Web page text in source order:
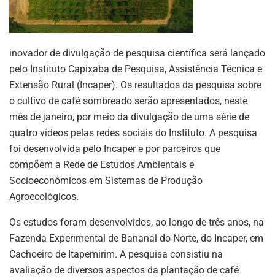
inovador de divulgação de pesquisa científica será lançado
pelo Instituto Capixaba de Pesquisa, Assistência Técnica e
Extensão Rural (Incaper). Os resultados da pesquisa sobre
o cultivo de café sombreado serão apresentados, neste
mês de janeiro, por meio da divulgação de uma série de
quatro vídeos pelas redes sociais do Instituto. A pesquisa
foi desenvolvida pelo Incaper e por parceiros que
compõem a Rede de Estudos Ambientais e
Socioeconômicos em Sistemas de Produção
Agroecológicos.
Os estudos foram desenvolvidos, ao longo de três anos, na
Fazenda Experimental de Bananal do Norte, do Incaper, em
Cachoeiro de Itapemirim. A pesquisa consistiu na
avaliação de diversos aspectos da plantação de café